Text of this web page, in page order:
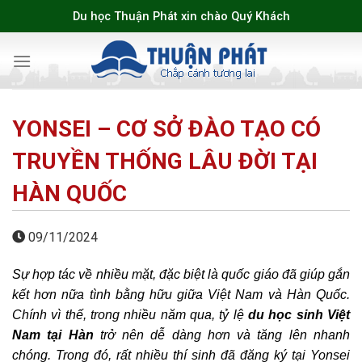
to
Du học Thuận Phát xin chào Quý Khách
YONSEI – CƠ SỞ ĐÀO TẠO CÓ
TRUYỀN THỐNG LÂU ĐỜI TẠI
HÀN QUỐC
09/11/2024
Sự hợp tác về nhiều mặt, đặc biệt là quốc giáo đã giúp gắn
kết hơn nữa tình bằng hữu giữa Việt Nam và Hàn Quốc.
Chính vì thế, trong nhiều năm qua, tỷ lệ du học sinh Việt
Nam tại Hàn trở nên dễ dàng hơn và tăng lên nhanh
chóng. Trong đó, rất nhiều thí sinh đã đăng ký tại Yonsei